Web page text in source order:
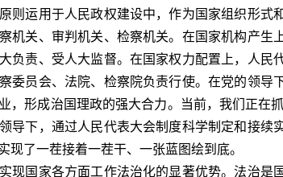
则运用于人民政权建设中，作为国家组织形式
机关、审判机关、检察机关。在国家机构产生
负责、受人大监督。在国家权力配置上，人民
委员会、法院、检察院负责行使。在党的领导
，形成治国理政的强大合力。当前，我们正在
导下，通过人民代表大会制度科学制定和接续
现了一茬接着一茬干、一张蓝图绘到底。
国家各方面工作法治化的显著优势。法治是